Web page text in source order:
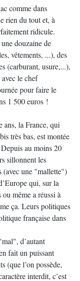
comme dans
rien du tout et, à
ridicule.
douzaine de
vêtements, ...), des
(carburant, usure,...),
le chef
pour faire le
1 500 euros !
ans, la France, qui
très bas, est montée
au moins 20
sillonnent les
(avec une "mallette")
qui, sur la
même a réussi à
ça. Leurs politiques
française dans
d’autant
fait un puissant
(que l’on possède,
interdit, c’est